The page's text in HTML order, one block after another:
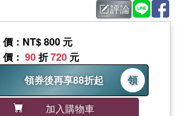
評論
：NT$ 800 元
： 90折720 元
領券後再享88折起
領
加入購物車